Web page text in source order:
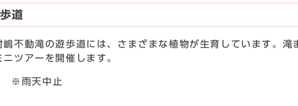
道
不動滝の遊歩道には、さまざまな植物が生育しています。滝
ツアーを開催します。
) ※雨天中止